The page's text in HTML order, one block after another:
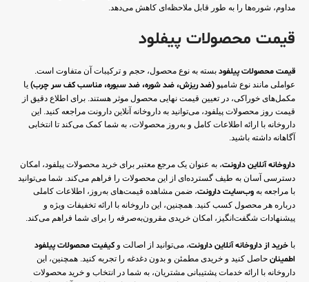
مداوم، شوره‌ها را به طور قابل ملاحظه‌ای کاهش می‌دهد.
قیمت محصولات پیفلود
قیمت محصولات پیلفود بسته به نوع محصول، حجم و ترکیبات آن متفاوت است.
عواملی مانند نوع شامپو (ضد ریزش، ضد شوره، ضد سبوره، مناسب کف سر چرب) یا
مکمل‌های خوراکی، در تعیین قیمت نهایی محصول موثر هستند. برای اطلاع دقیق از
قیمت روز محصولات پیلفود، می‌توانید به داروخانه آنلاین دارونت مراجعه کنید. این
داروخانه با ارائه اطلاعات کامل و به‌روز محصولات، به شما کمک می‌کند تا انتخابی
آگاهانه داشته باشید.
داروخانه آنلاین دارونت، به عنوان یک مرجع معتبر برای خرید محصولات پیلفود، امکان
دسترسی آسان به طیف گسترده‌ای از این محصولات را فراهم می‌کند. شما می‌توانید
با مراجعه به وب‌سایت دارونت، ضمن مشاهده قیمت‌های به‌روز، اطلاعات کاملی
درباره هر محصول کسب کنید. همچنین، این داروخانه با ارائه تخفیفات ویژه و
پیشنهادات شگفت‌انگیز، امکان خریدی مقرون‌به‌صرفه را برای شما فراهم می‌کند.
با خرید از داروخانه آنلاین دارونت، می‌توانید از اصالت و کیفیت محصولات پیلفود
اطمینان حاصل کنید و خریدی مطمئن و بدون دغدغه را تجربه کنید. همچنین، این
داروخانه با ارائه خدمات پشتیبانی مشتریان، به شما در انتخاب و خرید محصولات